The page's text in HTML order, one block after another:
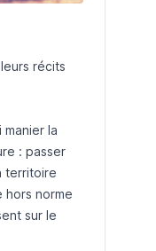
récits
manier la
: passer
territoire
norme
sur le